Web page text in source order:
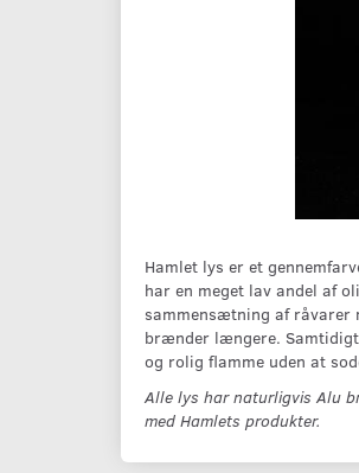
Hamlet lys er et
har en meget lav andel af
sammensætning af råvarer
brænder længere.
og rolig flamme uden at
Alle lys har naturligvis Alu
med Hamlets produkter.